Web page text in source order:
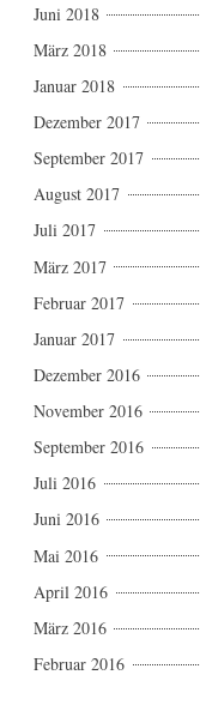
Juni 2018
März 2018
Januar 2018
Dezember 2017
September 2017
August 2017
Juli 2017
März 2017
Februar 2017
Januar 2017
Dezember 2016
November 2016
September 2016
Juli 2016
Juni 2016
Mai 2016
April 2016
März 2016
Februar 2016